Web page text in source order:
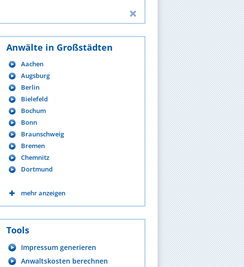
Anwälte in Großstädten
Aachen
Augsburg
Berlin
Bielefeld
Bochum
Bonn
Braunschweig
Bremen
Chemnitz
Dortmund
mehr anzeigen
Tools
Impressum generieren
Anwaltskosten berechnen